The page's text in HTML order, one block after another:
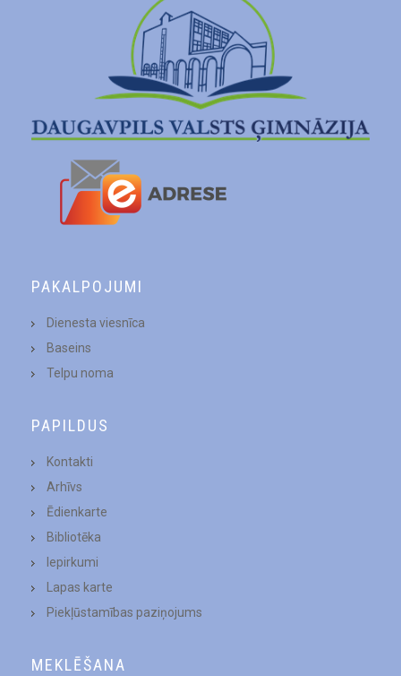
PAKALPOJUMI
Dienesta viesnīca
Baseins
Telpu noma
PAPILDUS
Kontakti
Arhīvs
Ēdienkarte
Bibliotēka
Iepirkumi
Lapas karte
Piekļūstamības paziņojums
MEKLĒŠANA